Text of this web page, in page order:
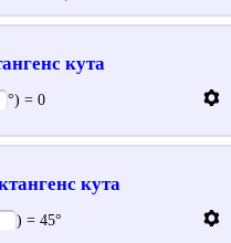
кута

°) = 0
кута

) = 45°